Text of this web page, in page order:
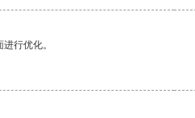
行优化。